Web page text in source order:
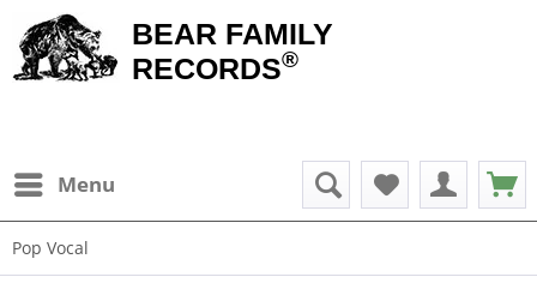
BEAR FAMILY
RECORDS®
Menu
Pop Vocal